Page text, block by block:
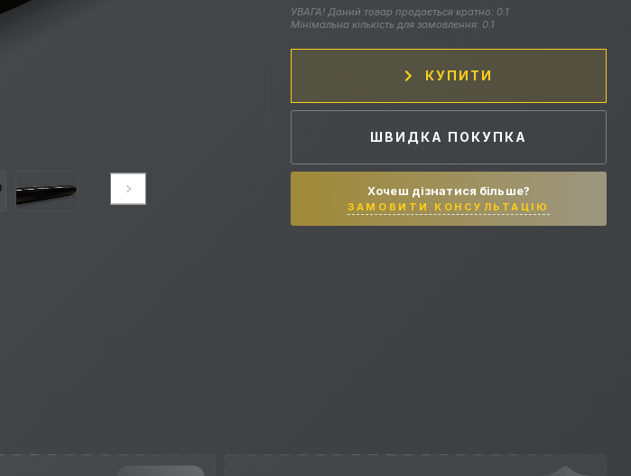
УВАГА! Даний товар продається кратно: 0.1
Мінімальна кількість для замовлення: 0.1
КУПИТИ
ШВИДКА ПОКУПКА
Хочеш дізнатися більше?
ЗАМОВИТИ КОНСУЛЬТАЦІЮ